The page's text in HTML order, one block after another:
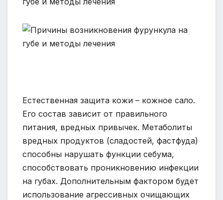
Естественная защита кожи – кожное сало.
Его состав зависит от правильного
питания, вредных привычек. Метаболиты
вредных продуктов (сладостей, фастфуда)
способны нарушать функции себума,
способствовать проникновению инфекции
на губах. Дополнительным фактором будет
использование агрессивных очищающих